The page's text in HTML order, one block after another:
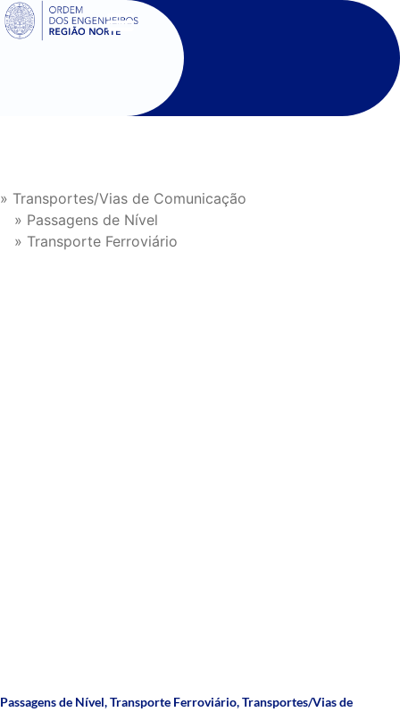
SIGOE
» Transportes/Vias de Comunicação
» Passagens de Nível
» Transporte Ferroviário
Passagens de Nível,Transporte Ferroviário,Transportes/Vias de